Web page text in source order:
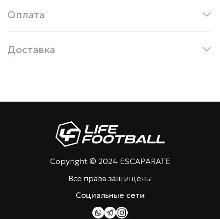
Оплата
Доставка
Copyright © 2024 ESCAPARATE
Все права защищены
Социальные сети